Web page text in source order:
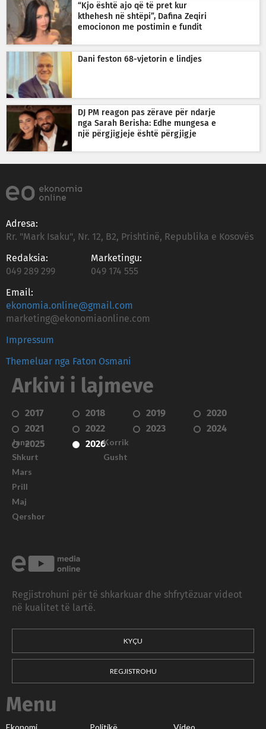
“Kjo është ajo që të pret kur
kthehesh në shtëpi”, Dafina Zeqiri
emocionon me postimin e fundit
Dani feston 68-vjetorin e lindjes
DJ PM reagon pas zërave për ndarje
nga Sarah Berisha: Edhe mungesa e
një përgjigjeje është përgjigje
Adresa:
Rr. "Mark Isaku", Nr. 12, B2, Prishtinë, Republika e Kosovës
Redaksia:
049 289 299
Marketingu:
049 174 555
Email:
ekonomia.online@gmail.com
marketing@ekonomiaonline.com
Impressum
Themeluar nga Faton Osmani
Arkivi i lajmeve
2017 2018 2019
2020
2021
2022 2023
2024
2025
2026
Janar
Shkurt
Mars
Prill
Maj
Qershor
Korrik
Gusht
Regjistrohuni për të shkarkuar dhe shfrytëzuar videot
në kualitet të lartë.
KYÇU
REGJISTROHU
Menu
Ekonomi Politikë Video